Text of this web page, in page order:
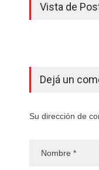
Vista de
Dejá un
Su dirección de